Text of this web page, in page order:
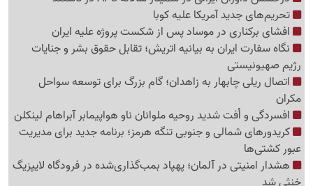
تحریم‌های جدید آمریکا علیه کوبا
افشای برکناری در موساد پس از شکست پروژه علیه ایران
نگاه سفارت ایران به بیانیه اتریش؛ تقابل حقوق بشر و جنایات
رژیم صهیونیستی
اتصال ریلی چابهار به زاهدان؛ گام بزرگ برای توسعه سواحل
مکران
افسردگی و اُفت شدید روحیه ملوانان ناو هواپیمابر آبراهام لینکلن
کریدورهای شمالی و جنوبی تنگه هرمز؛ برنامه جدید برای مدیریت
عبور کشتی‌ها
هشدار امنیتی در آلمان؛ پهپاد بمب‌گذاری‌شده در فرودگاه لایپزیگ